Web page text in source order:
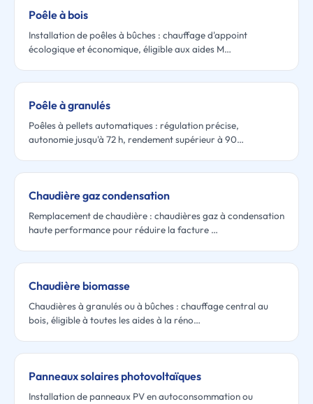
Poêle à bois
Installation de poêles à bûches : chauffage d'appoint
écologique et économique, éligible aux aides M…
Poêle à granulés
Poêles à pellets automatiques : régulation précise,
autonomie jusqu'à 72 h, rendement supérieur à 90…
Chaudière gaz condensation
Remplacement de chaudière : chaudières gaz à condensation
haute performance pour réduire la facture …
Chaudière biomasse
Chaudières à granulés ou à bûches : chauffage central au
bois, éligible à toutes les aides à la réno…
Panneaux solaires photovoltaïques
Installation de panneaux PV en autoconsommation ou